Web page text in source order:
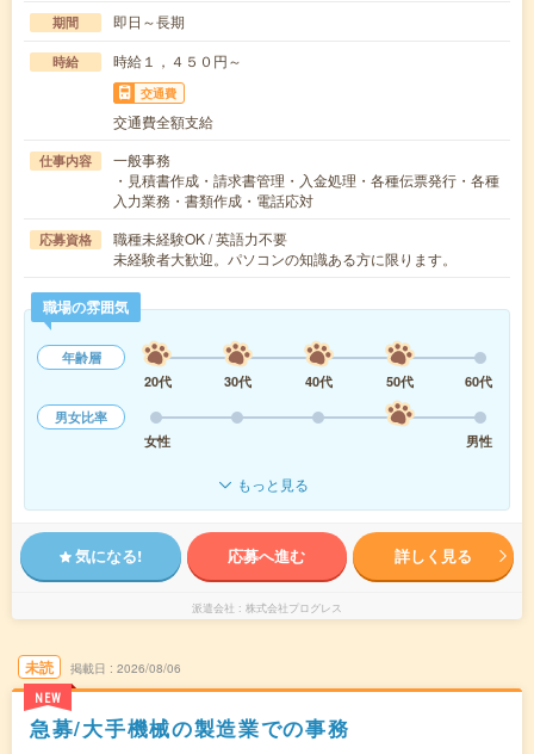
期間 即日～長期
時給 時給１，４５０円～
交通費
交通費全額支給
仕事内容
一般事務
・見積書作成・請求書管理・入金処理・各種伝票発行・各種
入力業務・書類作成・電話応対
応募資格
職種未経験OK / 英語力不要
未経験者大歓迎。パソコンの知識ある方に限ります。
職場の雰囲気
年齢層
20代
30代 40代 50代
60代
男女比率
女性
男性
もっと見る
気になる! 応募へ進む 詳しく見る
派遣会社 株式会社プログレス
未読
NEW
掲載日 2026/08/06
急募/大手機械の製造業での事務